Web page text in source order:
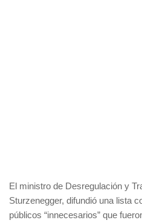
El ministro de Desregulación y
Sturzenegger, difundió una lista
públicos “innecesarios” que